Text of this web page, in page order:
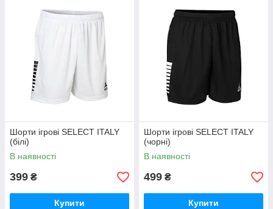
Шорти ігрові SELECT ITALY
(білі)
В наявності
399 ₴
Купити
Шорти ігрові SELECT ITALY
(чорні)
В наявності
499 ₴
Купити